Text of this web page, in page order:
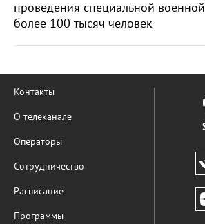
проведения специальной
более 100 тысяч человек
Контакты
О телеканале
Операторы
Сотрудничество
Расписание
Программы